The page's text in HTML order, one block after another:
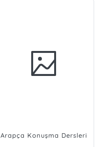
Arapça Konuşma Dersleri